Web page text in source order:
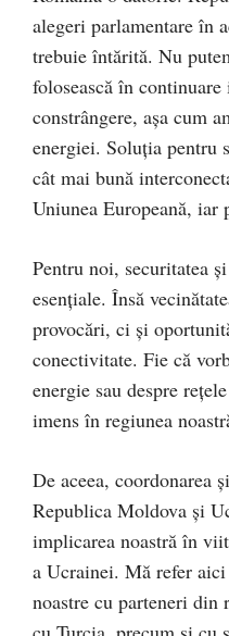
alegeri parlamentare în
trebuie întărită. Nu
folosească în
constrângere, așa cum
energiei. Soluția pentru
cât mai bună
Uniunea Europeană, iar
Pentru noi, securitatea
esențiale. Însă
provocări, ci și
conectivitate. Fie că
energie sau despre
imens în regiunea
De aceea, coordonarea
Republica Moldova și
implicarea noastră în
a Ucrainei. Mă refer
noastre cu parteneri din